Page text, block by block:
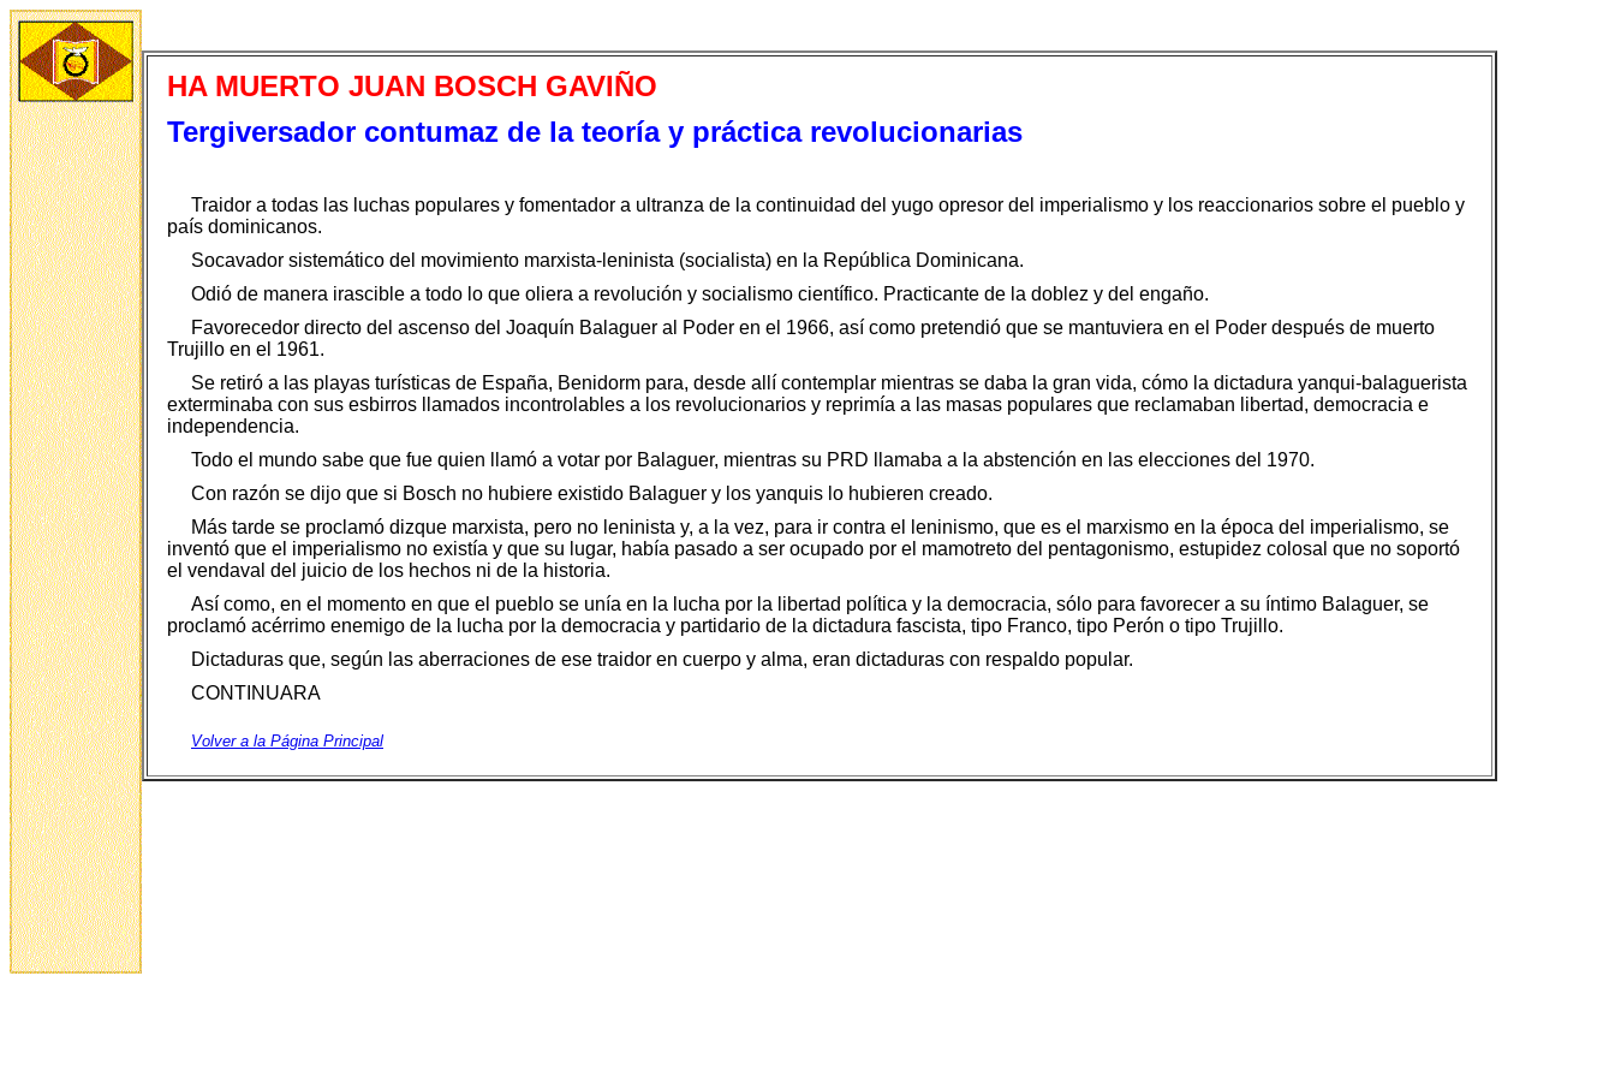
HA MUERTO JUAN BOSCH GAVIÑO
Tergiversador contumaz de la teoría y práctica revolucionarias
Traidor a todas las luchas populares y fomentador a ultranza de la continuidad del yugo opresor del imperialismo y los reaccionarios sobre el pueblo y
país dominicanos.
Socavador sistemático del movimiento marxista-leninista (socialista) en la República Dominicana.
Odió de manera irascible a todo lo que oliera a revolución y socialismo científico. Practicante de la doblez y del engaño.
Favorecedor directo del ascenso del Joaquín Balaguer al Poder en el 1966, así como pretendió que se mantuviera en el Poder después de muerto
Trujillo en el 1961.
Se retiró a las playas turísticas de España, Benidorm para, desde allí contemplar mientras se daba la gran vida, cómo la dictadura yanqui-balaguerista
exterminaba con sus esbirros llamados incontrolables a los revolucionarios y reprimía a las masas populares que reclamaban libertad, democracia e
independencia.
Todo el mundo sabe que fue quien llamó a votar por Balaguer, mientras su PRD llamaba a la abstención en las elecciones del 1970.
Con razón se dijo que si Bosch no hubiere existido Balaguer y los yanquis lo hubieren creado.
Más tarde se proclamó dizque marxista, pero no leninista y, a la vez, para ir contra el leninismo, que es el marxismo en la época del imperialismo, se
inventó que el imperialismo no existía y que su lugar, había pasado a ser ocupado por el mamotreto del pentagonismo, estupidez colosal que no soportó
el vendaval del juicio de los hechos ni de la historia.
Así como, en el momento en que el pueblo se unía en la lucha por la libertad política y la democracia, sólo para favorecer a su íntimo Balaguer, se
proclamó acérrimo enemigo de la lucha por la democracia y partidario de la dictadura fascista, tipo Franco, tipo Perón o tipo Trujillo.
Dictaduras que, según las aberraciones de ese traidor en cuerpo y alma, eran dictaduras con respaldo popular.
CONTINUARA
Volver a la Página Principal